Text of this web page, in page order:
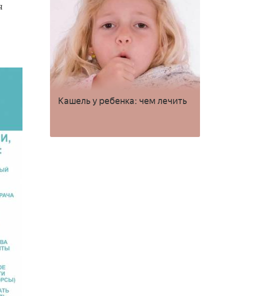
Кашель у ребенка: чем лечить